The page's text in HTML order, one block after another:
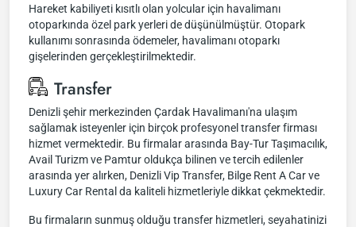
Hareket kabiliyeti kısıtlı olan yolcular için havalimanı
otoparkında özel park yerleri de düşünülmüştür. Otopark
kullanımı sonrasında ödemeler, havalimanı otoparkı
gişelerinden gerçekleştirilmektedir.
Transfer
Denizli şehir merkezinden Çardak Havalimanı'na ulaşım
sağlamak isteyenler için birçok profesyonel transfer firması
hizmet vermektedir. Bu firmalar arasında Bay-Tur Taşımacılık,
Avail Turizm ve Pamtur oldukça bilinen ve tercih edilenler
arasında yer alırken, Denizli Vip Transfer, Bilge Rent A Car ve
Luxury Car Rental da kaliteli hizmetleriyle dikkat çekmektedir.
Bu firmaların sunmuş olduğu transfer hizmetleri, seyahatinizi